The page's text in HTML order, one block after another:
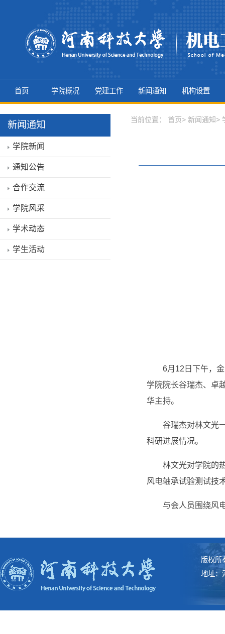
首页 学院概况 党建工作 新闻通知 机构设置
新闻通知
学院新闻
通知公告
合作交流
学院风采
学术动态
学生活动
当前位置： 首页> 新闻通知>
6月12日下午，
学院院长谷瑞杰、卓
华主持。
谷瑞杰对林文光
科研进展情况。
林文光对学院的
风电轴承试验测试技
与会人员围绕风
版权所
地址：